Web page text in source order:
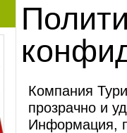
Компания
прозрачно и
Информация,